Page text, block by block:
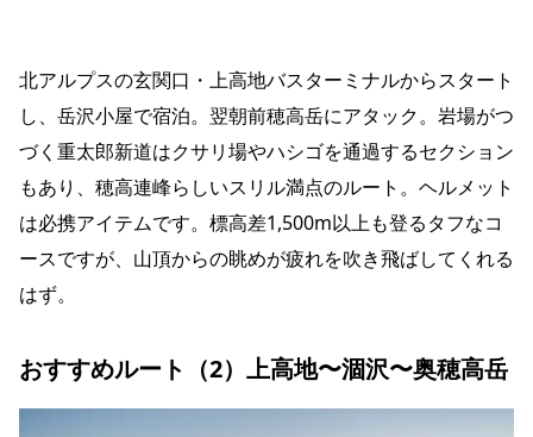
北アルプスの玄関口・上高地バスターミナルからスタート
し、岳沢小屋で宿泊。翌朝前穂高岳にアタック。岩場がつ
づく重太郎新道はクサリ場やハシゴを通過するセクション
もあり、穂高連峰らしいスリル満点のルート。ヘルメット
は必携アイテムです。標高差1,500m以上も登るタフなコ
ースですが、山頂からの眺めが疲れを吹き飛ばしてくれる
はず。
おすすめルート（2）上高地〜涸沢〜奥穂高岳